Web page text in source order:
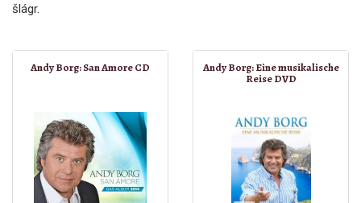
šlágr.
Andy Borg: San Amore CD
Andy Borg: Eine musikalische
Reise DVD